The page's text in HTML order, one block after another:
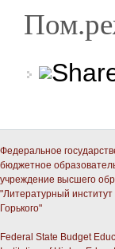
Федеральное
бюджетное
учреждение высшего
"Литературный
Горького"
Federal State Budget